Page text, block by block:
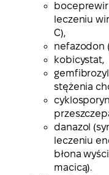
leczeniu
C),
nefazodon
kobicystat,
stężenia
danazol
leczeniu
błona
macicą).